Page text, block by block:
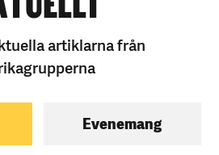
artiklarna från
Evenemang